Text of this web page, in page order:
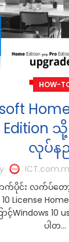
HOW-
Edition
လုပ်န
က်ပိုင်း လက်ပ်တော့
10 License
င့်Windows 10
ပါတ...